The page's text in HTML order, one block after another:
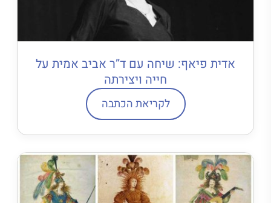
אדית פיאף: שיחה עם ד”ר אביב אמית על
חייה ויצירתה
לקריאת הכתבה